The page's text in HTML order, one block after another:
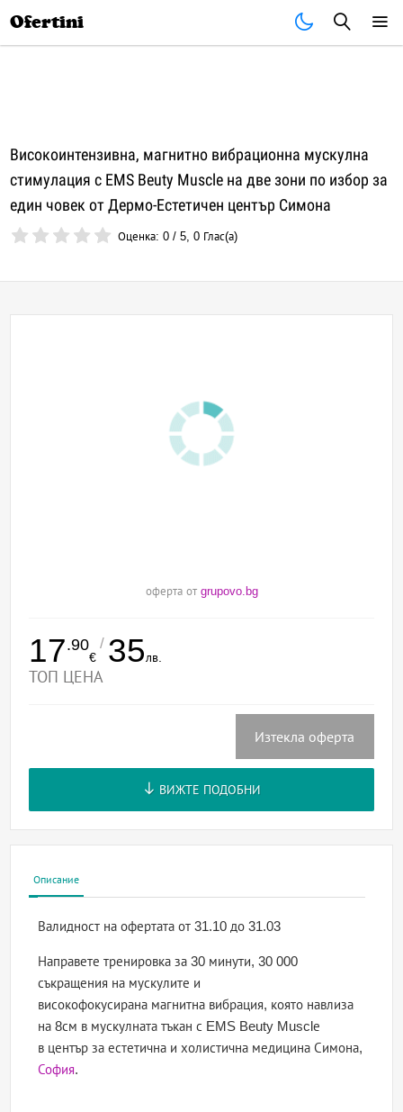
Ofertini
Високоинтензивна, магнитно вибрационна мускулна
стимулация с EMS Beuty Musclе на две зони по избор за
един човек от Дермо-Естетичен център Симона
Оценка:0 /5,0 Глас(а)
оферта от grupovo.bg
17.90
€
/ 35лв.
ТОП ЦЕНА
Изтекла оферта
ВИЖТЕ ПОДОБНИ
Описание
Валидност на офертатаот 31.10 до 31.03
Направете тренировка за 30 минути, 30 000
съкращения на мускулите и
високофокусирана магнитна вибрация, която навлиза
на 8см в мускулната тъкан с EMS Beuty Musclе
в център за естетична и холистична медицина Симона,
София.